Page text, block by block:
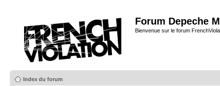
Forum Depeche
Bienvenue sur le forum
Index du forum